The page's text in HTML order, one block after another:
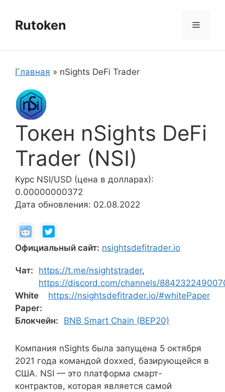
содержимому
Rutoken Меню
Главная » nSights DeFi Trader
Токен nSights DeFi
Trader (NSI)
Курс NSI/USD (цена в долларах):
0.00000000372
Дата обновления: 02.08.2022
Официальный сайт: nsightsdefitrader.io
Чат: https://t.me/nsightstrader,
https://discord.com/channels/
White
Paper:
https://nsightsdefitrader.io/#whitePaper
Блокчейн: BNB Smart Chain (BEP20)
Компания nSights была запущена 5 октября
2021 года командой doxxed, базирующейся в
США. NSI — это платформа смарт-
контрактов, которая является самой